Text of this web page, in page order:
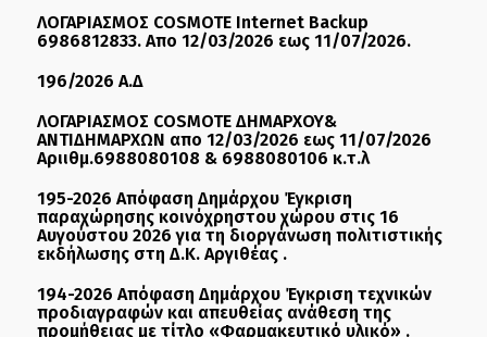
ΛΟΓΑΡΙΑΣΜΟΣ COSMOTE Internet Backup
6986812833. Απο 12/03/2026 εως 11/07/2026.
196/2026 Α.Δ
ΛΟΓΑΡΙΑΣΜΟΣ COSMOTE ΔΗΜΑΡΧΟΥ&
ΑΝΤΙΔΗΜΑΡΧΩΝ απο 12/03/2026 εως 11/07/2026
Αριιθμ.6988080108 & 6988080106 κ.τ.λ
195-2026 Απόφαση Δημάρχου Έγκριση
παραχώρησης κοινόχρηστου χώρου στις 16
Αυγούστου 2026 για τη διοργάνωση πολιτιστικής
εκδήλωσης στη Δ.Κ. Αργιθέας .
194-2026 Απόφαση Δημάρχου Έγκριση τεχνικών
προδιαγραφών και απευθείας ανάθεση της
προμήθειας με τίτλο «Φαρμακευτικό υλικό» .